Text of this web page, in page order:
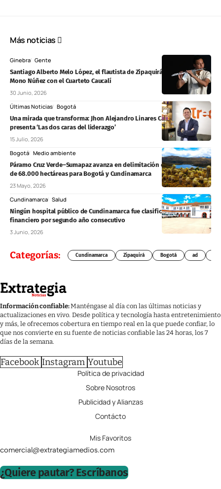
Más noticias
Ginebra Gente
Santiago Alberto Melo López, el flautista de Zipaquirá que ganó el
Mono Núñez con el Cuarteto Caucalí
30 Junio, 2026
Últimas Noticias Bogotá
Una mirada que transforma: Jhon Alejandro Linares Camberos
presenta ‘Las dos caras del liderazgo’
15 Julio, 2026
Bogotá Medio ambiente
Páramo Cruz Verde–Sumapaz avanza en delimitación con protección
de 68.000 hectáreas para Bogotá y Cundinamarca
23 Mayo, 2026
Cundinamarca Salud
Ningún hospital público de Cundinamarca fue clasificado en riesgo
financiero por segundo año consecutivo
3 Junio, 2026
Categorías: Cundinamarca Zipaquirá Bogotá ad
Información confiable:Manténgase al día con las últimas noticias y
actualizaciones en vivo. Desde política y tecnología hasta entretenimiento
y más, le ofrecemos cobertura en tiempo real en la que puede confiar, lo
que nos convierte en su fuente de noticias confiable las 24 horas, los 7
días de la semana.
Facebook Instagram Youtube
Política de privacidad
Sobre Nosotros
Publicidad y Alianzas
Contácto
Mis Favoritos
comercial@extrategiamedios.com
¿Quiere pautar? Escríbanos